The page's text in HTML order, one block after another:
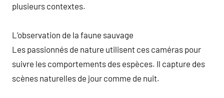
plusieurs contextes.
L’observation de la faune sauvage
Les passionnés de nature utilisent ces caméras pour
suivre les comportements des espèces. Il capture des
scènes naturelles de jour comme de nuit.